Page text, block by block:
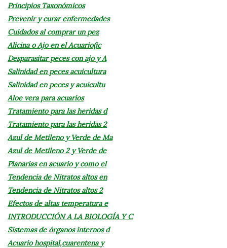
Principios Taxonómicos
Prevenir y curar enfermedades
Cuidados al comprar un pez
Alicina o Ajo en el Acuario(ic
Desparasitar peces con ajo y A
Salinidad en peces acuicultura
Salinidad en peces y acuicultu
Aloe vera para acuarios
Tratamiento para las heridas d
Tratamiento para las heridas 2
Azul de Metileno y Verde de Ma
Azul de Metileno 2 y Verde de
Planarias en acuario y como el
Tendencia de Nitratos altos en
Tendencia de Nitratos altos 2
Efectos de altas temperatura e
INTRODUCCIÓN A LA BIOLOGÍA Y C
Sistemas de órganos internos d
Acuario hospital,cuarentena y